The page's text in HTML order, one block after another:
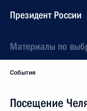
Президент России
Материалы по
События
Посещение